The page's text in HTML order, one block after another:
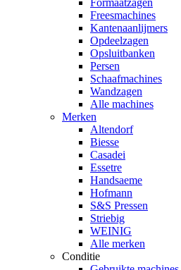
Formaatzagen
Freesmachines
Kantenaanlijmers
Opdeelzagen
Opsluitbanken
Persen
Schaafmachines
Wandzagen
Alle machines
Merken
Altendorf
Biesse
Casadei
Essetre
Handsaeme
Hofmann
S&S Pressen
Striebig
WEINIG
Alle merken
Conditie